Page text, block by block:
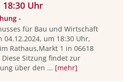
18:30 Uhr
-
für Bau und Wirtschaft
um 18:30 Uhr,
Rathaus,Markt 1 in 06618
Sitzung findet zur
über den ... [mehr]